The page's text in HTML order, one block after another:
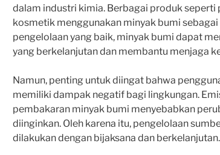
dalam industri kimia. Berbagai produk seperti
kosmetik menggunakan minyak bumi sebagai
pengelolaan yang baik, minyak bumi dapat
yang berkelanjutan dan membantu menjaga
Namun, penting untuk diingat bahwa
memiliki dampak negatif bagi lingkungan.
pembakaran minyak bumi menyebabkan
diinginkan. Oleh karena itu, pengelolaan
dilakukan dengan bijaksana dan berkelanjutan.